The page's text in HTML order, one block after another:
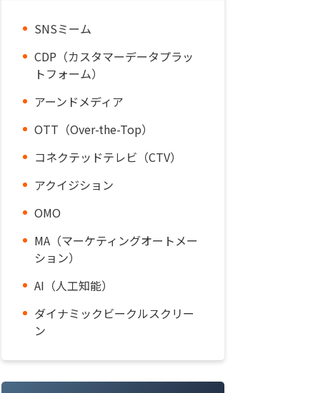
SNSミーム
CDP（カスタマーデータプラッ
トフォーム）
アーンドメディア
OTT（Over-the-Top）
コネクテッドテレビ（CTV）
アクイジション
OMO
MA（マーケティングオートメー
ション）
AI（人工知能）
ダイナミックビークルスクリー
ン